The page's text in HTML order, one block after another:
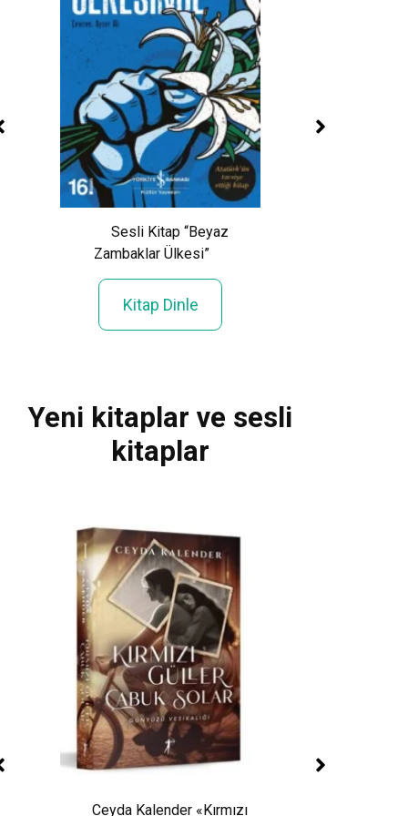
Sesli Kitap “Beyaz
Zambaklar Ülkesi”
Kitap Dinle
Yeni kitaplar ve sesli
kitaplar
Ceyda Kalender «Kırmızı